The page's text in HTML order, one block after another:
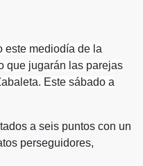
este mediodía de la
que jugarán las parejas
Este sábado a
a seis puntos con un
perseguidores,